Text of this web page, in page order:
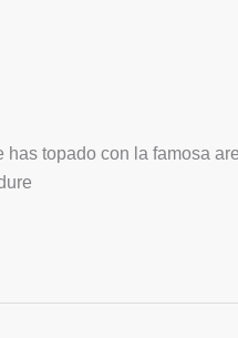
topado con la famosa